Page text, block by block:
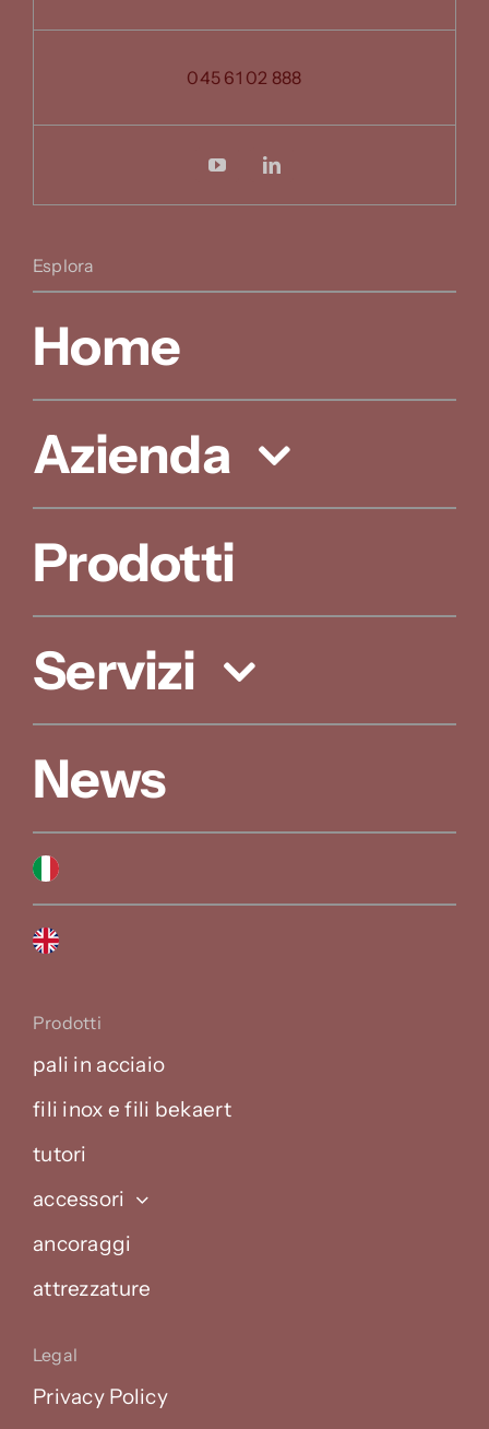
045 61 02 888
Esplora
Home
Azienda
Prodotti
Servizi
News
Prodotti
pali in acciaio
fili inox e fili bekaert
tutori
accessori
ancoraggi
attrezzature
Legal
Privacy Policy